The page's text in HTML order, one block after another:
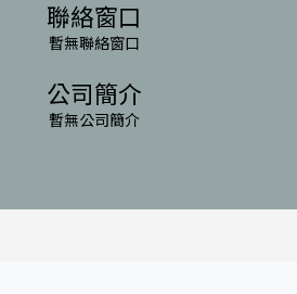
聯絡窗口
暫無聯絡窗口
公司簡介
暫無公司簡介